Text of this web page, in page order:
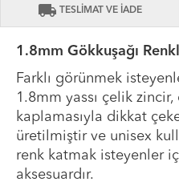
local_shipping TESLİMAT VE İADE
1.8mm Gökkuşağı
Farklı görünmek
1.8mm yassı çelik zincir,
kaplamasıyla dikkat
üretilmiştir ve unisex
renk katmak isteyenler
aksesuardır.